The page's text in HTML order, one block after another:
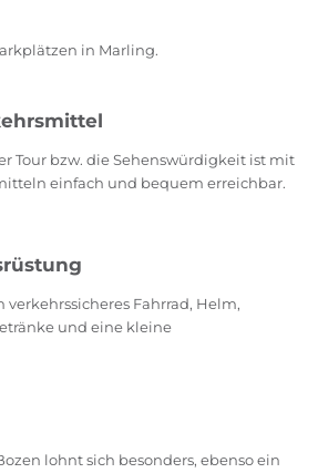
in Marling.
Tour bzw. die Sehenswürdigkeit ist mit
einfach und bequem erreichbar.
Fahrrad, Helm,
und eine kleine
lohnt sich besonders, ebenso ein